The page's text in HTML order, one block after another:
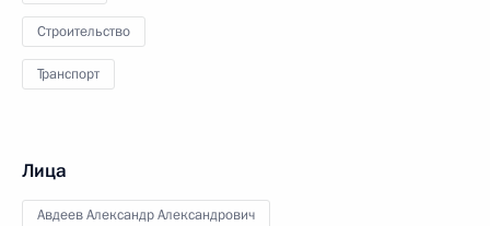
Строительство
Транспорт
Лица
Авдеев Александр Александрович